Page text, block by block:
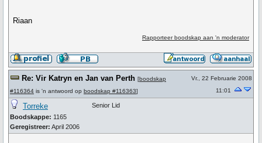
Riaan
Rapporteer boodskap aan 'n moderator
Re: Vir Katryn en Jan van Perth [boodskap
#116364 is 'n antwoord op boodskap #116363]
Vr., 22 Februarie 2008
11:01
Torreke
Boodskappe: 1165
Geregistreer: April 2006
Senior Lid